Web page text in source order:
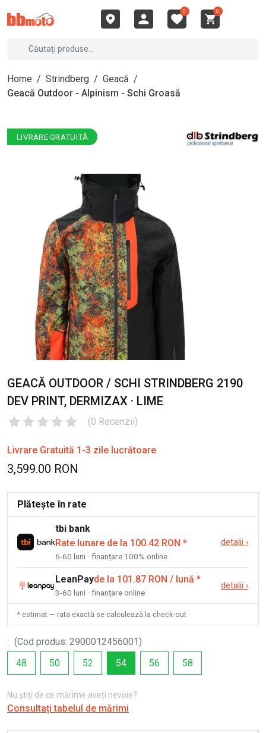
0 0
Home / Strindberg / Geacă /
Geacă Outdoor - Alpinism - Schi Groasă
LIVRARE GRATUITĂ
GEACĂ OUTDOOR / SCHI STRINDBERG 2190
DEV PRINT, DERMIZAX · LIME
(0 Recenzii)
Livrare Gratuită 1-3 zile lucrătoare
3,599.00 RON
Plătește în rate
tbi bank
Rate lunare de la 100.42 RON *
6-60 luni · finanțare 100% online
detalii ›
LeanPayde la 101.87 RON / lună *
3-60 luni · finanțare online
detalii ›
* estimat — rata exactă se calculează la check-out
: (Cod produs: 2900012456001 )
48
50 52 54 56 58
Nu știți de ce mărime aveți nevoie?
Consultați tabelul de mărimi